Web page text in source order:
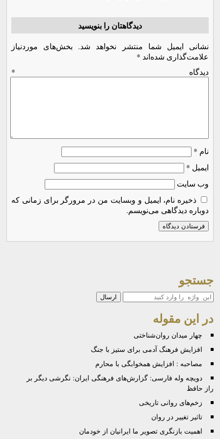
دیدگاهتان را بنویسید
نشانی ایمیل شما منتشر نخواهد شد.
بخش‌های موردنیاز
علامت‌گذاری شده‌اند *
دیدگاه *
نام *
ایمیل *
وب‌ سایت
ذخیره نام، ایمیل و وبسایت من در مرورگر برای زمانی که
دوباره دیدگاهی می‌نویسم.
جستجو
جستجو
در این مقوله
چهار میدان روان‌شناختی
افزایش فرهنگ آدمی برای ستیز با جنگ
مصاحبه : افزایش همخوابگی با محارم
دویچه وله فارسی: گزارش‌های فرهنگی ایران: نگرشی دیگر بر
راز حافظ
زخم‌های روانی تاریخی
تاثیر تغییر در روان
اهمیت بازنگری تصویر ما ایرانیان از خودمان